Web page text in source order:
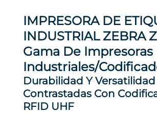
IMPRESORA DE
INDUSTRIAL ZEBRA
Gama De Impresoras
Industriales/
Durabilidad Y Versatilidad
Contrastadas Con
RFID UHF